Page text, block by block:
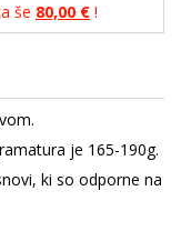
še 80,00 € !
je 165-190g.
ki so odporne na